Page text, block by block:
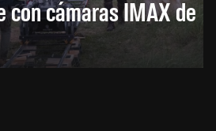
cámaras IMAX de